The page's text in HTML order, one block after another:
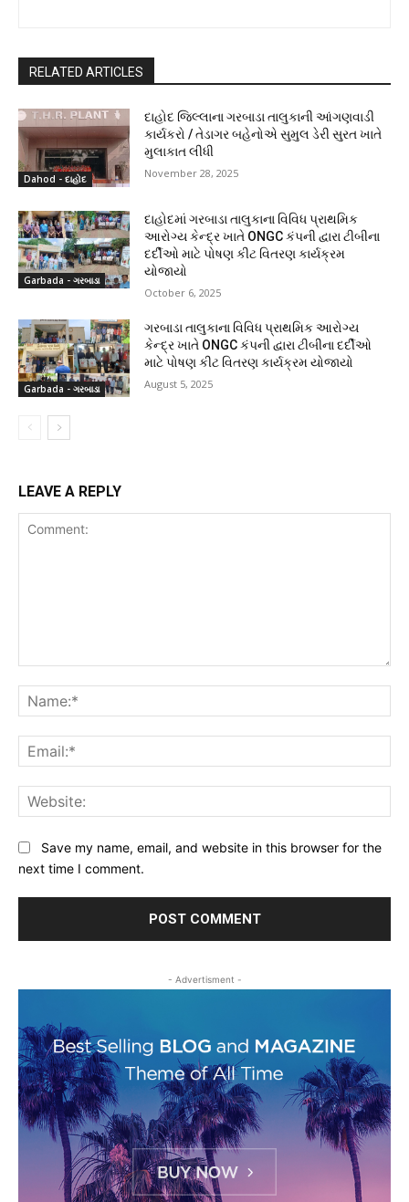
RELATED ARTICLES
Dahod - દાહોદ
દાહોદ જિલ્લાના ગરબાડા તાલુકાની આંગણવાડી
કાર્યકરો / તેડાગર બહેનોએ સુમુલ ડેરી સુરત ખાતે
મુલાકાત લીધી
November 28, 2025
Garbada - ગરબાડા
દાહોદમાં ગરબાડા તાલુકાના વિવિધ પ્રાથમિક
આરોગ્ય કેન્દ્ર ખાતે ONGC કંપની દ્વારા ટીબીના
દર્દીઓ માટે પોષણ કીટ વિતરણ કાર્યક્રમ
યોજાયો
October 6, 2025
Garbada - ગરબાડા
ગરબાડા તાલુકાના વિવિધ પ્રાથમિક આરોગ્ય
કેન્દ્ર ખાતે ONGC કંપની દ્વારા ટીબીના દર્દીઓ
માટે પોષણ કીટ વિતરણ કાર્યક્રમ યોજાયો
August 5, 2025
LEAVE A REPLY
Save my name, email, and website in this browser for the
next time I comment.
- Advertisment -